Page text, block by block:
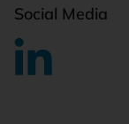
Social Media